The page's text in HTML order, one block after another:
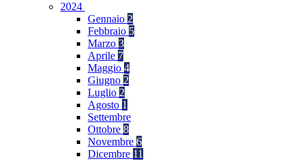
2024
Gennaio 2
Febbraio 5
Marzo 3
Aprile 7
Maggio 4
Giugno 2
Luglio 2
Agosto 1
Settembre
Ottobre 8
Novembre 6
Dicembre 11